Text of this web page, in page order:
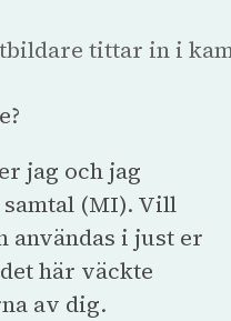
jag och jag
(MI). Vill
användas i just er
här väckte
av dig.